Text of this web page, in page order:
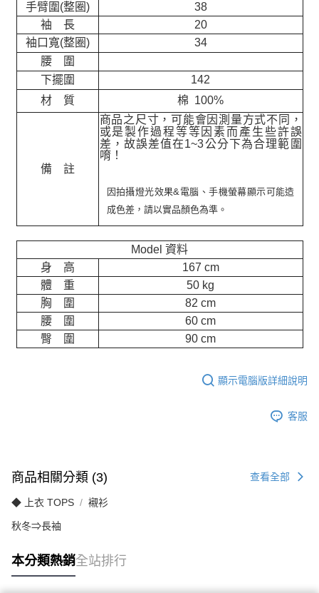
手臂圍(整圈)
38
袖 長
20
袖口寬(整圈)
34
腰 圍
下擺圍
142
材 質
棉 100%
備 註
商品之尺寸，可能會因測量方式不同，
或是製作過程等等因素而產生些許誤
差，故誤差值在1~3公分下為合理範圍
唷！
因拍攝燈光效果&電腦、手機螢幕顯示可能造
成色差，請以實品顏色為準。
Model 資料
身 高
167 cm
體 重
50 kg
胸 圍
82 cm
腰 圍
60 cm
臀 圍
90 cm
顯示電腦版詳細說明
客服
商品相關分類 (3) 查看全部
◆ 上衣 TOPS 襯衫
秋冬⇒長袖
本分類熱銷全站排行